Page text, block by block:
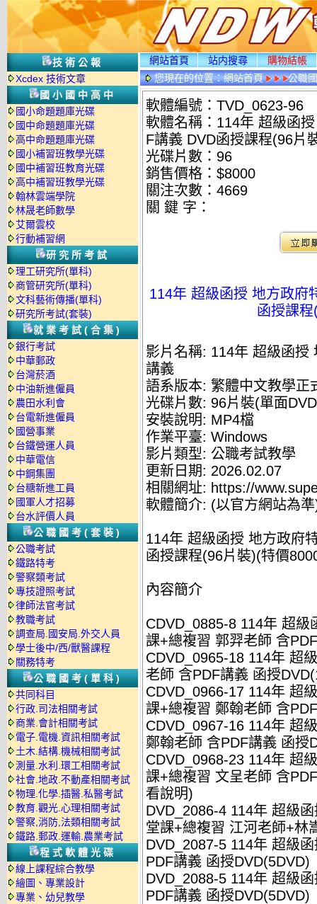
技術公報
Xcdex 技術文章
國小國中高中
國小命題題庫光碟
國中命題題庫光碟
高中命題題庫光碟
國小補習班教學光碟
國中補習班教育光碟
高中補習班教學光碟
翰林雲端學院
林晟老師數學
艾爾雲校
行動補習網
研究所考試
理工研究所(單科)
商管研究所(單科)
文科藝術傳播(單科)
研究所考試(套裝)
就業考試(合集)
銀行考試
中華郵政
台灣菸酒
中油新進僱員
農田水利會
台電新進僱員
國營事業
台鐵營運人員
中華電信
中鋼集團
台糖新進工員
國軍人才招募
台水評價人員
公職國考(套裝)
公職考試
鐵路特考
警察類考試
專技證照考試
律師法官考試
教職考試
調查局.國安局.外交人員
學士後中/西/獸醫課程
關務特考
公職國考(單科)
共同科目
行政.司法相關考試
商業.會計相關考試
電子.電機.資訊相關考試
土木.結構.機械相關考試
測量.水利.環工相關考試
社會.地政.不動產相關考試
物理.化學.插醫.私醫考試
教育.觀光.心理相關考試
警察,消防,法類相關考試
鐵路.郵政.運輸.農業考試
程式軟體光碟
線上課程綜合教學
繪圖、專業設計
專業、幼兒教學
網站首頁 站内搜尋
購物結帳
您現在的位置：網站首頁 公職
軟體編號：TVD_0623-96
軟體名稱：114年 超級函
F講義 DVD函授課程(96片
光碟片數：96
銷售價格：$8000
關注次數： 4669
關 鍵 字：
114年 超級函授 地方政府
函授課
影片名稱: 114年 超級函授
講義
語系版本: 繁體中文教學正
光碟片數: 96片裝(單面
安裝說明: MP4檔
作業平臺: Windows
影片類型: 公職考試教學
更新日期: 2026.02.07
相關網址: https://
軟體簡介: (以官方網站為
114年 超級函授 地方政府
函授課程(96片裝)(特價
內容簡介
CDVD_0885-8 114年 超
課+總複習 郭羿老師 含
CDVD_0965-18 114年 超
老師 含PDF講義 函授
CDVD_0966-17 114年 超
課+總複習 鄭翰老師 含
CDVD_0967-16 114年 超
鄭翰老師 含PDF講義 函授
CDVD_0968-23 114年 超
課+總複習 文呈老師 含
看說明)
DVD_2086-4 114年 超級
堂課+總複習 江河老師+林
DVD_2087-5 114年 超級
PDF講義 函授DVD(5DVD)
DVD_2088-5 114年 超級
PDF講義 函授DVD(5DVD)